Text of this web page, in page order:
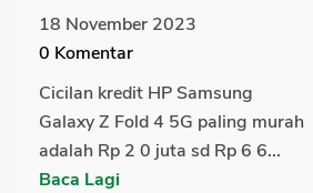
18 November 2023
0 Komentar
Cicilan kredit HP Samsung
Galaxy Z Fold 4 5G paling murah
adalah Rp 2 0 juta sd Rp 6 6...
Baca Lagi